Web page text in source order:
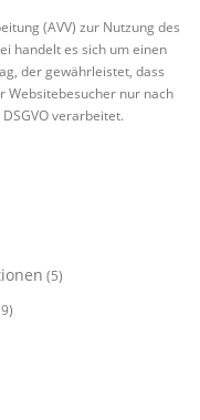
(AVV) zur Nutzung des
handelt es sich um einen
der gewährleistet, dass
Websitebesucher nur nach
verarbeitet.
(5)